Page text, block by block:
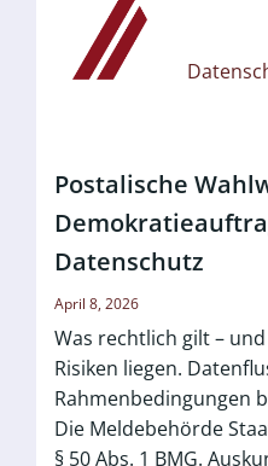
Postalische
Datenschutz
April 8, 2026
Was rechtlich gilt –
Risiken liegen.
Rahmenbedingungen
Die Meldebehörde
§ 50 Abs. 1 BMG.